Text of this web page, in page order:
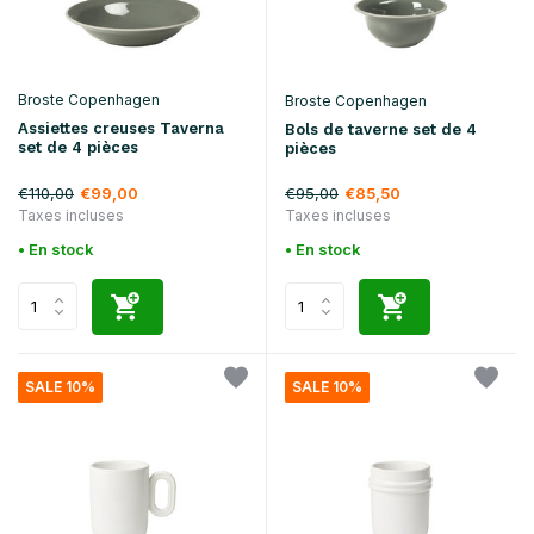
Broste Copenhagen
Assiettes creuses Taverna
set de 4 pièces
€110,00 €99,00
Taxes incluses
• En stock
Broste Copenhagen
Bols de taverne set de 4
pièces
€95,00 €85,50
Taxes incluses
• En stock
SALE 10% SALE 10%